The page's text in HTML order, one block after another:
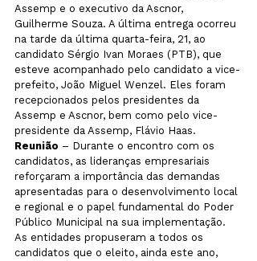
Assemp e o executivo da Ascnor,
Guilherme Souza. A última entrega ocorreu
na tarde da última quarta-feira, 21, ao
candidato Sérgio Ivan Moraes (PTB), que
esteve acompanhado pelo candidato a vice-
prefeito, João Miguel Wenzel. Eles foram
recepcionados pelos presidentes da
Assemp e Ascnor, bem como pelo vice-
presidente da Assemp, Flávio Haas.
Reunião – Durante o encontro com os
candidatos, as lideranças empresariais
reforçaram a importância das demandas
apresentadas para o desenvolvimento local
e regional e o papel fundamental do Poder
Público Municipal na sua implementação.
As entidades propuseram a todos os
candidatos que o eleito, ainda este ano,